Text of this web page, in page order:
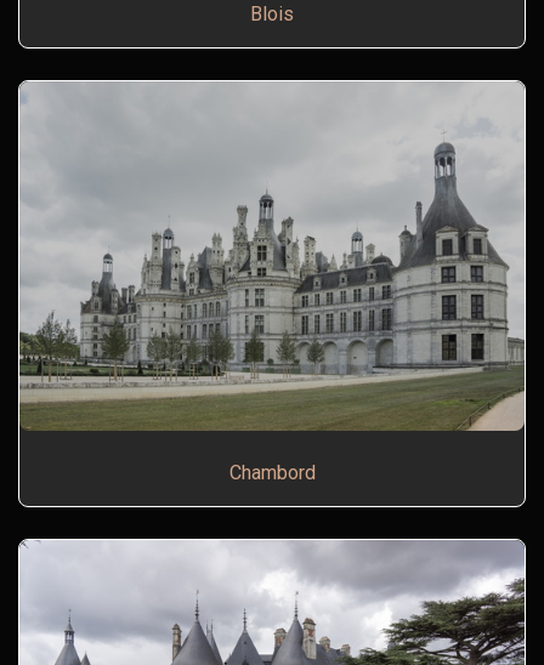
Blois
Chambord